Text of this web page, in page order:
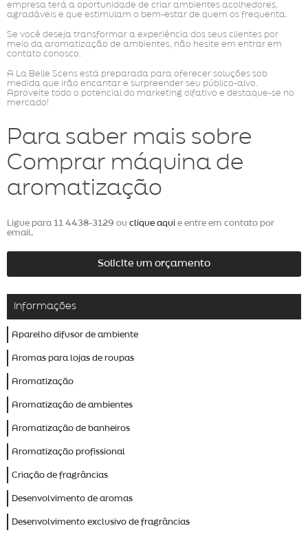
empresa terá a oportunidade de criar ambientes acolhedores,
agradáveis e que estimulam o bem-estar de quem os frequenta.
Se você deseja transformar a experiência dos seus clientes por
meio da aromatização de ambientes, não hesite em entrar em
contato conosco.
A La Belle Scens está preparada para oferecer soluções sob
medida que irão encantar e surpreender seu público-alvo.
Aproveite todo o potencial do marketing olfativo e destaque-se no
mercado!
Para saber mais sobre
Comprar máquina de
aromatização
Ligue para 11 4438-3129 ou clique aqui e entre em contato por
email.
Solicite um orçamento
Informações
Aparelho difusor de ambiente
Aromas para lojas de roupas
Aromatização
Aromatização de ambientes
Aromatização de banheiros
Aromatização profissional
Criação de fragrâncias
Desenvolvimento de aromas
Desenvolvimento exclusivo de fragrâncias